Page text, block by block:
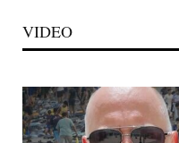
VIDEO